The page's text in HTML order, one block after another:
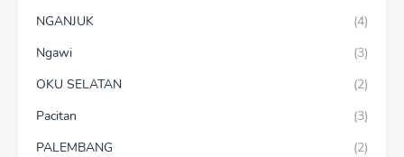
NGANJUK
(4)
Ngawi
(3)
OKU SELATAN
(2)
Pacitan
(3)
PALEMBANG
(2)